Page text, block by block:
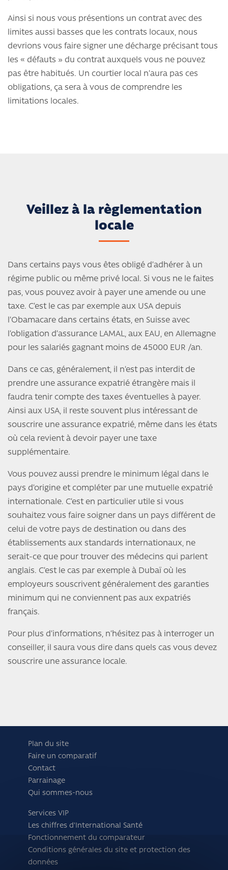
Ainsi si nous vous présentions un contrat avec des
limites aussi basses que les contrats locaux, nous
devrions vous faire signer une décharge précisant tous
les « défauts » du contrat auxquels vous ne pouvez
pas être habitués. Un courtier local n’aura pas ces
obligations, ça sera à vous de comprendre les
limitations locales.
Veillez à la règlementation
locale
Dans certains pays vous êtes obligé d’adhérer à un
régime public ou même privé local. Si vous ne le faites
pas, vous pouvez avoir à payer une amende ou une
taxe. C’est le cas par exemple aux USA depuis
l’Obamacare dans certains états, en Suisse avec
l’obligation d’assurance LAMAL, aux EAU, en Allemagne
pour les salariés gagnant moins de 45000 EUR /an.
Dans ce cas, généralement, il n’est pas interdit de
prendre une assurance expatrié étrangère mais il
faudra tenir compte des taxes éventuelles à payer.
Ainsi aux USA, il reste souvent plus intéressant de
souscrire une assurance expatrié, même dans les états
où cela revient à devoir payer une taxe
supplémentaire.
Vous pouvez aussi prendre le minimum légal dans le
pays d’origine et compléter par une mutuelle expatrié
internationale. C’est en particulier utile si vous
souhaitez vous faire soigner dans un pays différent de
celui de votre pays de destination ou dans des
établissements aux standards internationaux, ne
serait-ce que pour trouver des médecins qui parlent
anglais. C’est le cas par exemple à Dubaï où les
employeurs souscrivent généralement des garanties
minimum qui ne conviennent pas aux expatriés
français.
Pour plus d’informations, n’hésitez pas à interroger un
conseiller, il saura vous dire dans quels cas vous devez
souscrire une assurance locale.
Plan du site
Faire un comparatif
Contact
Parrainage
Qui sommes-nous
Services VIP
Les chiffres d'International Santé
Fonctionnement du comparateur
Conditions générales du site et protection des
données